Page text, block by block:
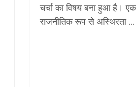
चर्चा का विषय बना हुआ है।
राजनीतिक रूप से अस्थिरता ...